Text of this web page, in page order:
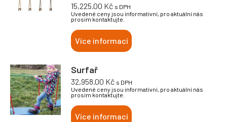
15,225.00 Kč s DPH
Uvedené ceny jsou informativní, pro aktuální nás
prosím kontaktujte.
Více informací
Surfař
32,958.00 Kč s DPH
Uvedené ceny jsou informativní, pro aktuální nás
prosím kontaktujte.
Více informací